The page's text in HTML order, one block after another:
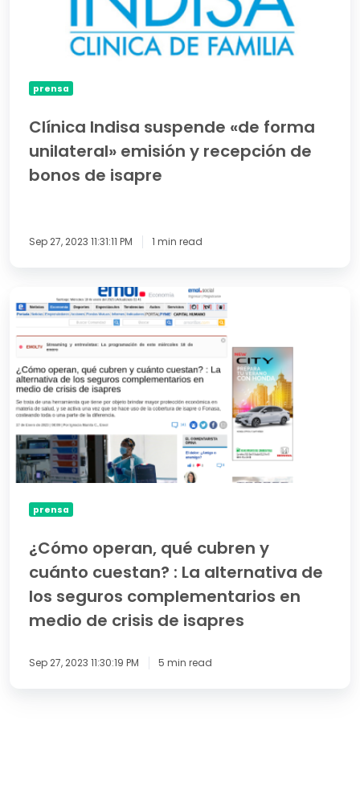
prensa
Clínica Indisa suspende «de forma
unilateral» emisión y recepción de
bonos de isapre
Sep 27, 2023 11:31:11 PM 1 min read
operan,
cubren
cuánto
cuestan?
La
alternativa
de
los
complementarios
medio
crisis
isapres
prensa
¿Cómo operan, qué cubren y
cuánto cuestan? : La alternativa de
los seguros complementarios en
medio de crisis de isapres
Sep 27, 2023 11:30:19 PM 5 min read